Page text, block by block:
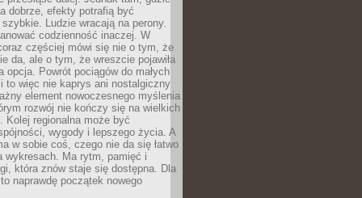
dobrze, efekty potrafią być
Ludzie wracają na perony.
codzienność inaczej. W
częściej mówi się nie o tym, że
da, ale o tym, że wreszcie pojawiła
opcja. Powrót pociągów do małych
to więc nie kaprys ani nostalgiczny
element nowoczesnego myślenia
rozwój nie kończy się na wielkich
Kolej regionalna może być
wygody i lepszego życia. A
w sobie coś, czego nie da się łatwo
wykresach. Ma rytm, pamięć i
która znów staje się dostępna. Dla
naprawdę początek nowego